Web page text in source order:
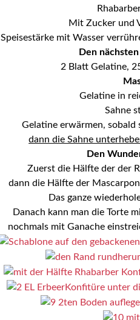
Mit Zucker und
Speisestärke mit Wasser
Den nächsten
2 Blatt Gelatine,
Gelatine in
Sahne
Gelatine erwärmen,
dann die Sahne
Den
Zuerst die Hälfte der der
dann die Hälfte der
Das ganze
Danach kann man die Torte
nochmals mit Ganache